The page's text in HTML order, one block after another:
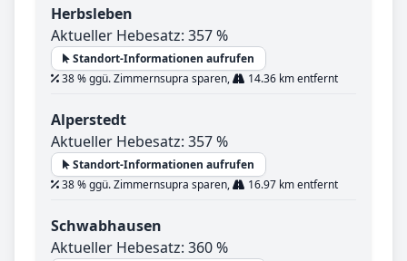
Herbsleben
Aktueller Hebesatz: 357 %
Standort-Informationen aufrufen
38 % ggü. Zimmernsupra sparen,
14.36 km entfernt
Alperstedt
Aktueller Hebesatz: 357 %
Standort-Informationen aufrufen
38 % ggü. Zimmernsupra sparen,
16.97 km entfernt
Schwabhausen
Aktueller Hebesatz: 360 %